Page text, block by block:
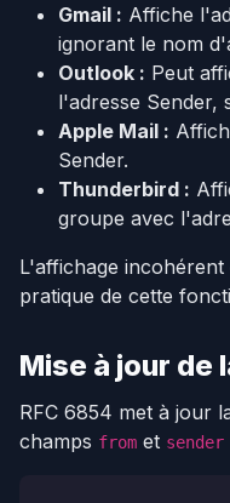
Gmail : Affiche
ignorant le nom
Outlook : Peut
l'adresse Sender,
Apple Mail :
Sender.
Thunderbird :
groupe avec
L'affichage
pratique de cette
Mise à jour de
RFC 6854 met à jour
champs from et sender